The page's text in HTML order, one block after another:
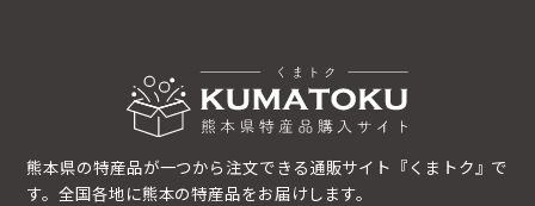
熊本県の特産品が一つから注文できる通販サイト『くまトク』で
す。全国各地に熊本の特産品をお届けします。